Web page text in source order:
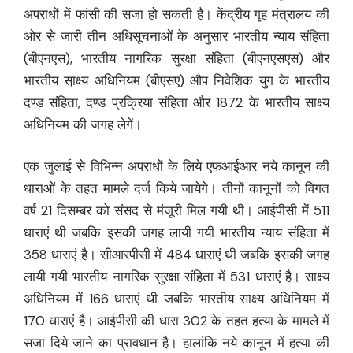
अपराधों में फांसी की सजा हो सकती है। केंद्रीय गृह मंत्रालय की
ओर से जारी तीन अधिसूचनाओं के अनुसार भारतीय न्याय संहिता
(बीएनएस), भारतीय नागरिक सुरक्षा संहिता (बीएनएसएस) और
भारतीय सा़क्ष्य अधिनियम (बीएसए) औप निवेशिक युग के भारतीय
दण्ड संहिता, दण्ड प्रक्रिया संहिता और 1872 के भारतीय साक्ष्य
अधिनियम की जगह लेगें।
एक जुलाई से विभिन्न अपराधों के लिये एफआईआर नये कानून की
धाराओं के तहत मामले दर्ज किये जायेगे। तीनों कानूनों को विगत
वर्ष 21 दिसम्बर को संसद से मंजूरी मिल गयी थी। आईपीसी में 511
धाराएं थी जबकि इसकी जगह लायी गयी भारतीय न्याय संहिता में
358 धाराएं है। सीआरपीसी में 484 धाराएं थी जबकि इसकी जगह
लायी गयी भारतीय नागरिक सुरक्षा संहिता में 531 धाराएं है। साक्ष्य
अधिनियम में 166 धाराएं थी जबकि भारतीय साक्ष्य अधिनियम में
170 धाराएं है। आईपीसी की धारा 302 के तहत हत्या के मामले में
सजा दिये जाने का प्रावधान है। हालांकि नये कानून में हत्या की